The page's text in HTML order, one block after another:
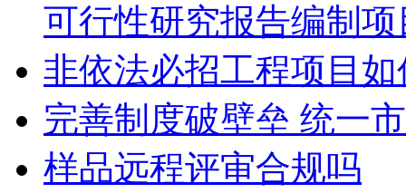
可行性研究报告编制
非依法必招工程项目
完善制度破壁垒 统一
样品远程评审合规吗